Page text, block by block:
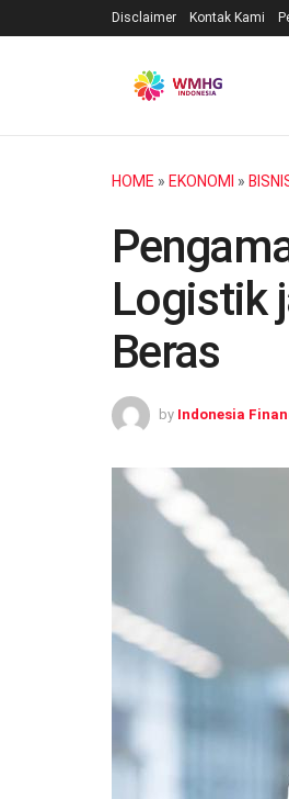
Disclaimer Kontak Kami
HOME » EKONOMI »
Logistik
Beras
by Indonesia